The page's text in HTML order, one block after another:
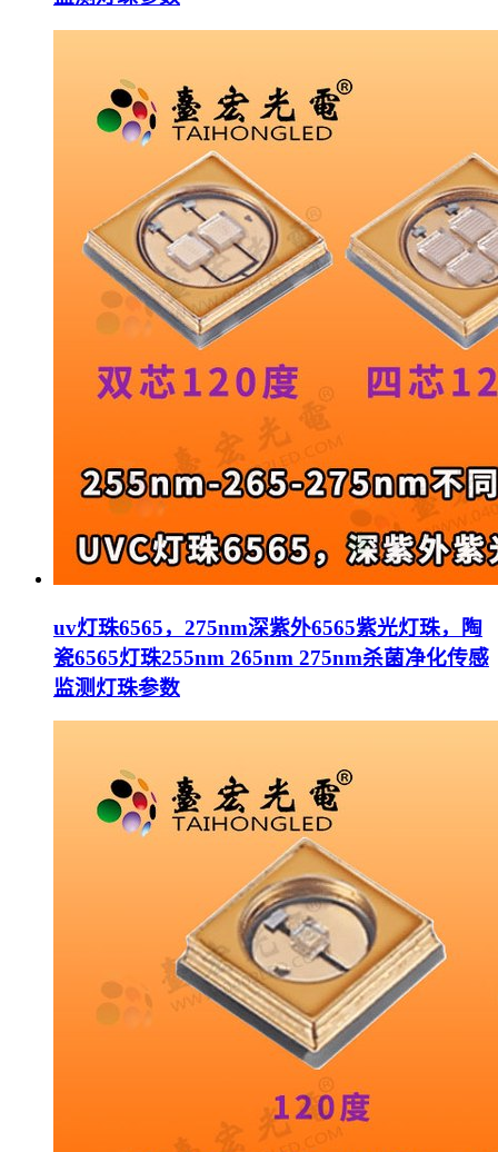
uv灯珠6565，275nm深紫外6565紫光灯珠，陶
瓷6565灯珠255nm 265nm 275nm杀菌净化传感
监测灯珠参数